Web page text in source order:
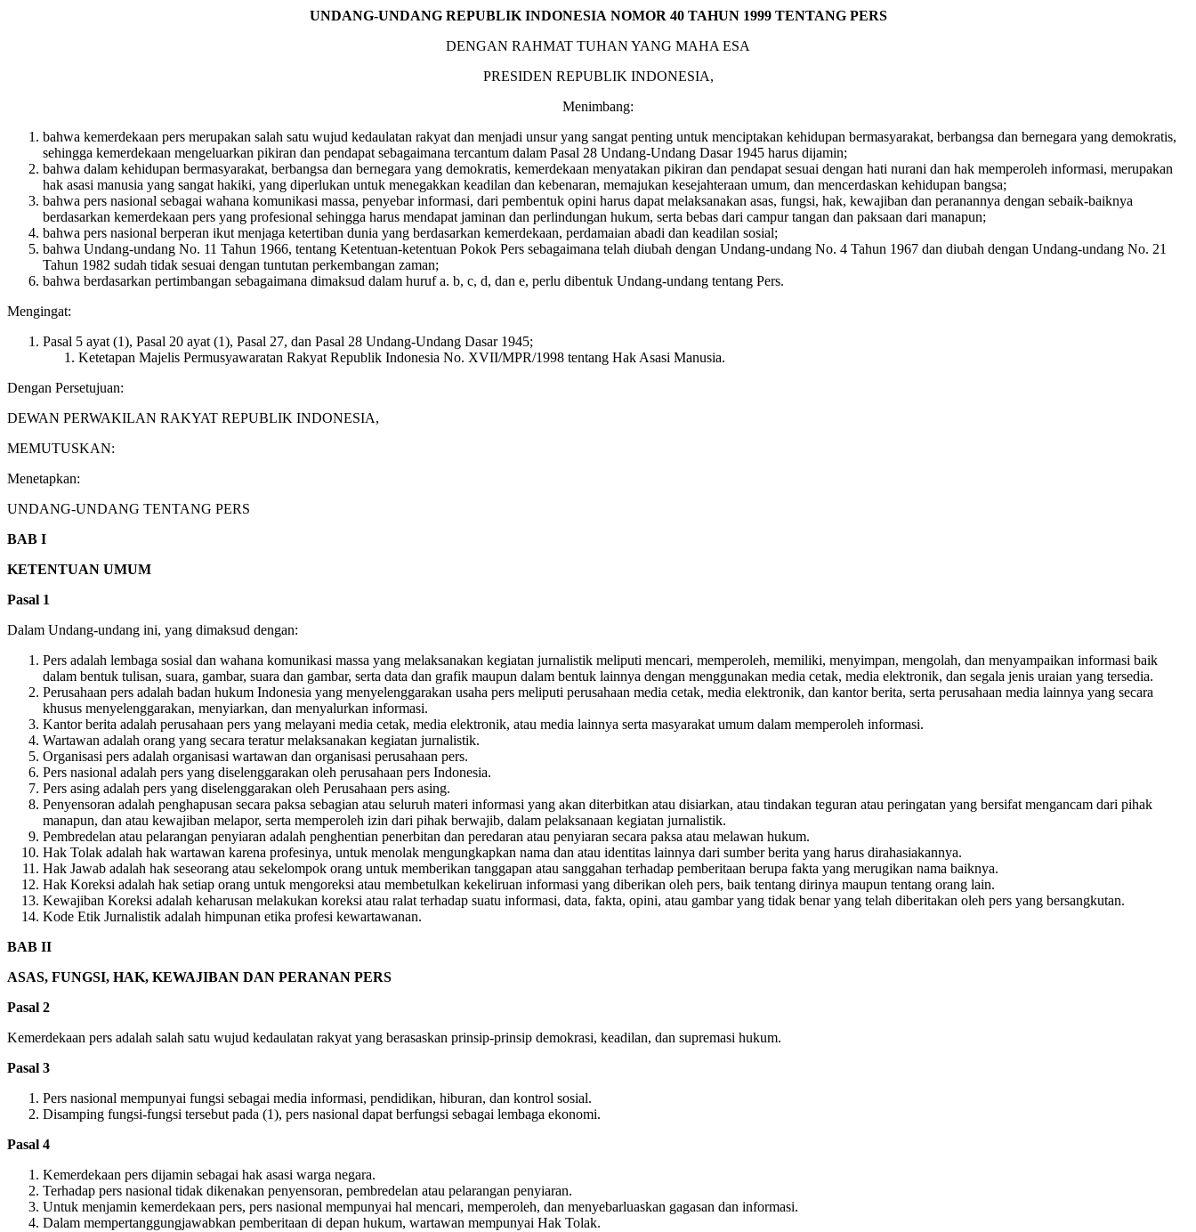
UNDANG-UNDANG REPUBLIK INDONESIA NOMOR 40 TAHUN 1999 TENTANG PERS
DENGAN RAHMAT TUHAN YANG MAHA ESA
PRESIDEN REPUBLIK INDONESIA,
Menimbang:
bahwa kemerdekaan pers merupakan salah satu wujud kedaulatan rakyat dan menjadi unsur yang sangat penting untuk menciptakan kehidupan bermasyarakat, berbangsa dan bernegara yang demokratis,
sehingga kemerdekaan mengeluarkan pikiran dan pendapat sebagaimana tercantum dalam Pasal 28 Undang-Undang Dasar 1945 harus dijamin;
bahwa dalam kehidupan bermasyarakat, berbangsa dan bernegara yang demokratis, kemerdekaan menyatakan pikiran dan pendapat sesuai dengan hati nurani dan hak memperoleh informasi, merupakan
hak asasi manusia yang sangat hakiki, yang diperlukan untuk menegakkan keadilan dan kebenaran, memajukan kesejahteraan umum, dan mencerdaskan kehidupan bangsa;
bahwa pers nasional sebagai wahana komunikasi massa, penyebar informasi, dari pembentuk opini harus dapat melaksanakan asas, fungsi, hak, kewajiban dan peranannya dengan sebaik-baiknya
berdasarkan kemerdekaan pers yang profesional sehingga harus mendapat jaminan dan perlindungan hukum, serta bebas dari campur tangan dan paksaan dari manapun;
bahwa pers nasional berperan ikut menjaga ketertiban dunia yang berdasarkan kemerdekaan, perdamaian abadi dan keadilan sosial;
bahwa Undang-undang No. 11 Tahun 1966, tentang Ketentuan-ketentuan Pokok Pers sebagaimana telah diubah dengan Undang-undang No. 4 Tahun 1967 dan diubah dengan Undang-undang No. 21
Tahun 1982 sudah tidak sesuai dengan tuntutan perkembangan zaman;
bahwa berdasarkan pertimbangan sebagaimana dimaksud dalam huruf a. b, c, d, dan e, perlu dibentuk Undang-undang tentang Pers.
Mengingat:
Pasal 5 ayat (1), Pasal 20 ayat (1), Pasal 27, dan Pasal 28 Undang-Undang Dasar 1945;
Ketetapan Majelis Permusyawaratan Rakyat Republik Indonesia No. XVII/MPR/1998 tentang Hak Asasi Manusia.
Dengan Persetujuan:
DEWAN PERWAKILAN RAKYAT REPUBLIK INDONESIA,
MEMUTUSKAN:
Menetapkan:
UNDANG-UNDANG TENTANG PERS
BAB I
KETENTUAN UMUM
Pasal 1
Dalam Undang-undang ini, yang dimaksud dengan:
Pers adalah lembaga sosial dan wahana komunikasi massa yang melaksanakan kegiatan jurnalistik meliputi mencari, memperoleh, memiliki, menyimpan, mengolah, dan menyampaikan informasi baik
dalam bentuk tulisan, suara, gambar, suara dan gambar, serta data dan grafik maupun dalam bentuk lainnya dengan menggunakan media cetak, media elektronik, dan segala jenis uraian yang tersedia.
Perusahaan pers adalah badan hukum Indonesia yang menyelenggarakan usaha pers meliputi perusahaan media cetak, media elektronik, dan kantor berita, serta perusahaan media lainnya yang secara
khusus menyelenggarakan, menyiarkan, dan menyalurkan informasi.
Kantor berita adalah perusahaan pers yang melayani media cetak, media elektronik, atau media lainnya serta masyarakat umum dalam memperoleh informasi.
Wartawan adalah orang yang secara teratur melaksanakan kegiatan jurnalistik.
Organisasi pers adalah organisasi wartawan dan organisasi perusahaan pers.
Pers nasional adalah pers yang diselenggarakan oleh perusahaan pers Indonesia.
Pers asing adalah pers yang diselenggarakan oleh Perusahaan pers asing.
Penyensoran adalah penghapusan secara paksa sebagian atau seluruh materi informasi yang akan diterbitkan atau disiarkan, atau tindakan teguran atau peringatan yang bersifat mengancam dari pihak
manapun, dan atau kewajiban melapor, serta memperoleh izin dari pihak berwajib, dalam pelaksanaan kegiatan jurnalistik.
Pembredelan atau pelarangan penyiaran adalah penghentian penerbitan dan peredaran atau penyiaran secara paksa atau melawan hukum.
Hak Tolak adalah hak wartawan karena profesinya, untuk menolak mengungkapkan nama dan atau identitas lainnya dari sumber berita yang harus dirahasiakannya.
Hak Jawab adalah hak seseorang atau sekelompok orang untuk memberikan tanggapan atau sanggahan terhadap pemberitaan berupa fakta yang merugikan nama baiknya.
Hak Koreksi adalah hak setiap orang untuk mengoreksi atau membetulkan kekeliruan informasi yang diberikan oleh pers, baik tentang dirinya maupun tentang orang lain.
Kewajiban Koreksi adalah keharusan melakukan koreksi atau ralat terhadap suatu informasi, data, fakta, opini, atau gambar yang tidak benar yang telah diberitakan oleh pers yang bersangkutan.
Kode Etik Jurnalistik adalah himpunan etika profesi kewartawanan.
BAB II
ASAS, FUNGSI, HAK, KEWAJIBAN DAN PERANAN PERS
Pasal 2
Kemerdekaan pers adalah salah satu wujud kedaulatan rakyat yang berasaskan prinsip-prinsip demokrasi, keadilan, dan supremasi hukum.
Pasal 3
Pers nasional mempunyai fungsi sebagai media informasi, pendidikan, hiburan, dan kontrol sosial.
Disamping fungsi-fungsi tersebut pada (1), pers nasional dapat berfungsi sebagai lembaga ekonomi.
Pasal 4
Kemerdekaan pers dijamin sebagai hak asasi warga negara.
Terhadap pers nasional tidak dikenakan penyensoran, pembredelan atau pelarangan penyiaran.
Untuk menjamin kemerdekaan pers, pers nasional mempunyai hal mencari, memperoleh, dan menyebarluaskan gagasan dan informasi.
Dalam mempertanggungjawabkan pemberitaan di depan hukum, wartawan mempunyai Hak Tolak.